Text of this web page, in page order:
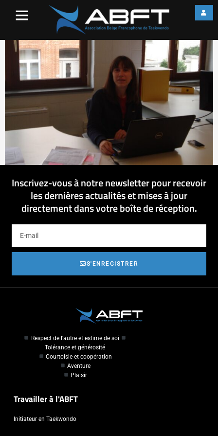
Inscrivez-vous à notre newsletter pour recevoir
les dernières actualités et mises à jour
directement dans votre boîte de réception.
S'ENREGISTRER
Respect de l'autre et estime de soi
Tolérance et générosité
Courtoisie et coopération
Aventure
Plaisir
Travailler à l'ABFT
Initiateur en Taekwondo